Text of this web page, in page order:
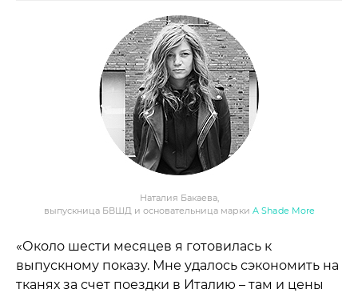
Наталия Бакаева,
выпускница БВШД и основательница марки A Shade More
«Около шести месяцев я готовилась к
выпускному показу. Мне удалось сэкономить на
тканях за счет поездки в Италию – там и цены